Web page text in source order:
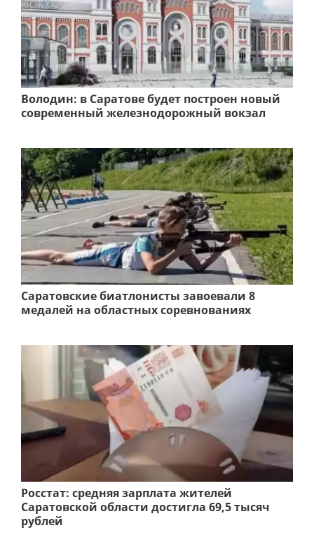
Володин: в Саратове будет построен новый
современный железнодорожный вокзал
Саратовские биатлонисты завоевали 8
медалей на областных соревнованиях
Росстат: средняя зарплата жителей
Саратовской области достигла 69,5 тысяч
рублей